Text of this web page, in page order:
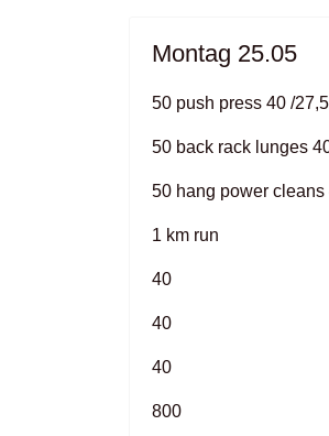
Montag 25.05
50 push press 40 /
50 back rack lunges
50 hang power cleans
1 km run
40
40
40
800